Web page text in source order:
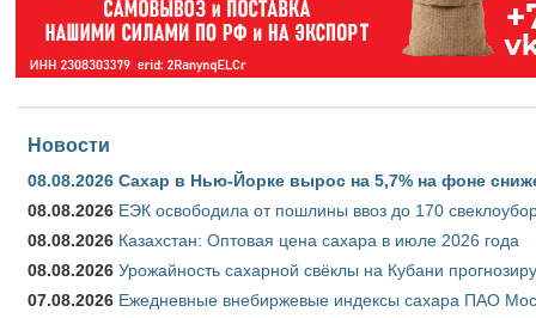
Новости
08.08.2026 Сахар в Нью-Йорке вырос на 5,7% на фоне
08.08.2026 ЕЭК освободила от пошлины ввоз до 170
08.08.2026 Казахстан: Оптовая цена сахара в июле 2026 года
08.08.2026 Урожайность сахарной свёклы на Кубани
07.08.2026 Ежедневные внебиржевые индексы сахара ПАО